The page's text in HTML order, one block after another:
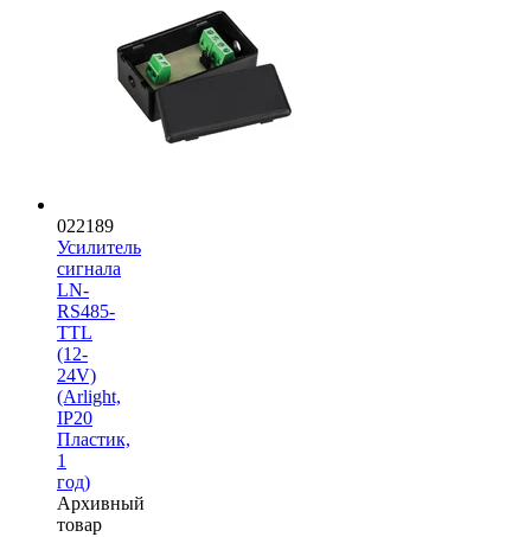
022189
Усилитель
сигнала
LN-
RS485-
TTL
(12-
24V)
(Arlight,
IP20
Пластик,
1
год)
Архивный
товар